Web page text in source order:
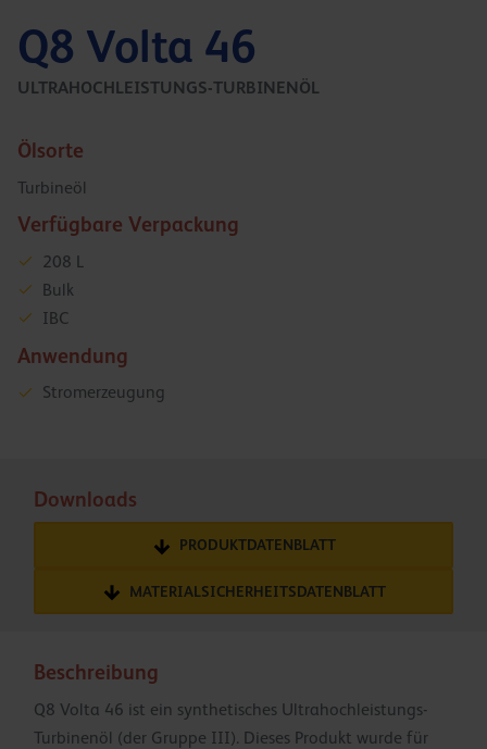
Q8 Volta 46
ULTRAHOCHLEISTUNGS-TURBINENÖL
Ölsorte
Turbineöl
Verfügbare Verpackung
208 L
Bulk
IBC
Anwendung
Stromerzeugung
Downloads
PRODUKTDATENBLATT
MATERIALSICHERHEITSDATENBLATT
Beschreibung
Q8 Volta 46 ist ein synthetisches Ultrahochleistungs-
Turbinenöl (der Gruppe III). Dieses Produkt wurde für